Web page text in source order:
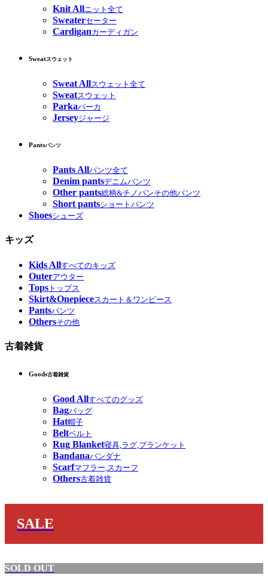
Knit Allニット全て
Sweaterセーター
Cardiganカーディガン
Sweatスウェット
Sweat Allスウェット全て
Sweatスウェット
Parkaパーカ
Jerseyジャージ
Pantsパンツ
Pants Allパンツ全て
Denim pantsデニムパンツ
Other pants総柄&チノパンその他パンツ
Short pantsショートパンツ
Shoesシューズ
キッズ
Kids Allすべてのキッズ
Outerアウター
Tops トップス
Skirt&Onepieceスカート＆ワンピース
Pantsパンツ
Othersその他
古着雑貨
Goods古着雑貨
Good Allすべてのグッズ
Bagバッグ
Hat帽子
Beltベルト
Rug Blanket寝具,ラグ,ブランケット
Bandanaバンダナ
Scarfマフラー,スカーフ
Others古着雑貨
SALE
SOLD OUT